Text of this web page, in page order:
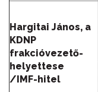
Hargitai János, a
KDNP
frakcióvezető-
helyettese
/IMF-hitel